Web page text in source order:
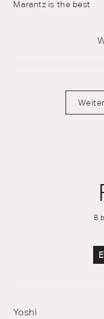
Marantz is the best
8
Yoshi